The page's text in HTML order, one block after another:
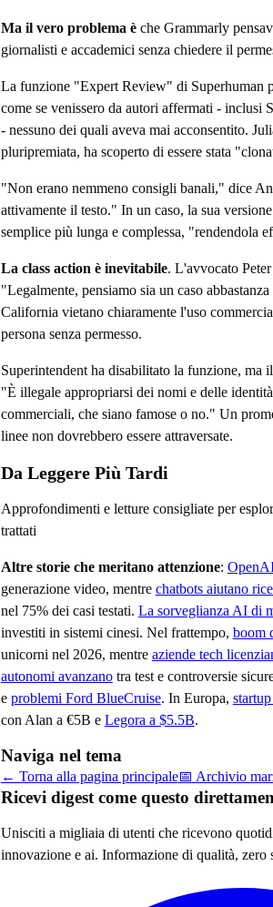
Ma il vero problema èche Grammarly
giornalisti e accademici senza chiedere il
La funzione "Expert Review" di Superhuman
come se venissero da autori affermati - inclusi
- nessuno dei quali aveva mai acconsentito.
pluripremiata, ha scoperto di essere stata
"Non erano nemmeno consigli banali," dice
attivamente il testo." In un caso, la sua
semplice più lunga e complessa, "rendendola
La class action è inevitabile. L'avvocato
"Legalmente, pensiamo sia un caso
California vietano chiaramente l'uso
persona senza permesso.
Superintendent ha disabilitato la funzione, ma
"È illegale appropriarsi dei nomi e delle
commerciali, che siano famose o no." Un
linee non dovrebbero essere attraversate.
Da Leggere Più Tardi
Approfondimenti e letture consigliate per
trattati
Altre storie che meritano attenzione:
generazione video, mentre chatbots aiutano
nel 75% dei casi testati. La sorveglianza AI di
investiti in sistemi cinesi. Nel frattempo, boom
unicorni nel 2026, mentre aziende tech
autonomi avanzanotra test e controversie
e problemi Ford BlueCruise. In Europa,
con Alan a €5B e Legora a $5.5B.
Naviga nel tema
← Torna alla pagina principale📅 Archivio
Ricevi digest come questo
Unisciti a migliaia di utenti che ricevono
innovazione e ai. Informazione di qualità, zero